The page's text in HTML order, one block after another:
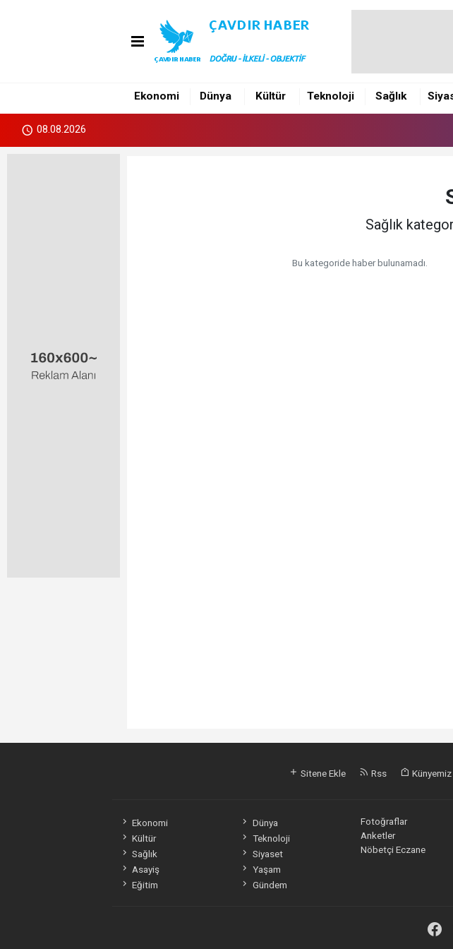
Ekonomi Dünya Kültür Teknoloji Sağlık
08.08.2026
Sağlık
Bu kategoride haber bulunamadı.
Sitene Ekle Rss Künyemiz
Ekonomi
Dünya
Kültür
Teknoloji
Sağlık
Siyaset
Asayiş
Yaşam
Eğitim
Gündem
Fotoğraflar
Anketler
Nöbetçi Eczane